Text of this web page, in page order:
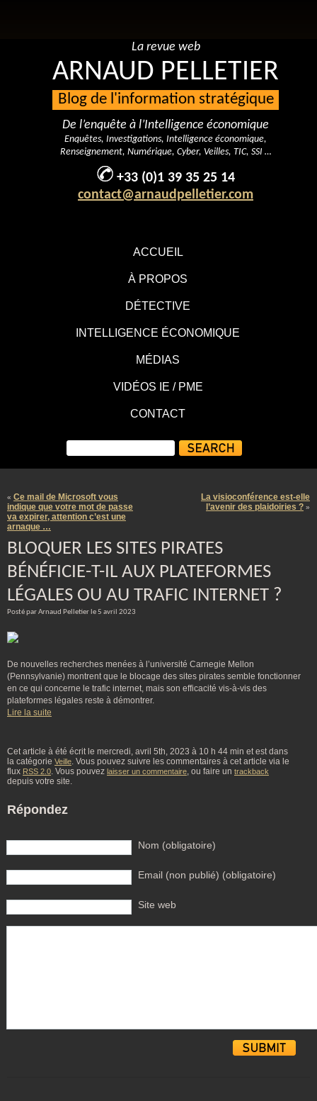
ACCUEIL
À PROPOS
DÉTECTIVE
INTELLIGENCE ÉCONOMIQUE
MÉDIAS
VIDÉOS IE / PME
CONTACT
La revue web
ARNAUD PELLETIER
Blog de l'information stratégique
De l’enquête à l’Intelligence économique
Enquêtes, Investigations, Intelligence économique,
Renseignement, Numérique, Cyber, Veilles, TIC, SSI …
+33 (0)1 39 35 25 14
contact@arnaudpelletier.com
« Ce mail de Microsoft vous
indique que votre mot de passe
va expirer, attention c’est une
arnaque …
La visioconférence est-elle
l’avenir des plaidoiries ? »
BLOQUER LES SITES PIRATES
BÉNÉFICIE-T-IL AUX PLATEFORMES
LÉGALES OU AU TRAFIC INTERNET ?
Posté par Arnaud Pelletier le 5 avril 2023
De nouvelles recherches menées à l’université Carnegie Mellon
(Pennsylvanie) montrent que le blocage des sites pirates semble fonctionner
en ce qui concerne le trafic internet, mais son efficacité vis-à-vis des
plateformes légales reste à démontrer.
Lire la suite
Cet article à été écrit le mercredi, avril 5th, 2023 à 10 h 44 min et est dans
la catégorie Veille. Vous pouvez suivre les commentaires à cet article via le
flux RSS 2.0. Vous pouvez laisser un commentaire, ou faire un trackback
depuis votre site.
Répondez
Nom (obligatoire)
Email (non publié) (obligatoire)
Site web